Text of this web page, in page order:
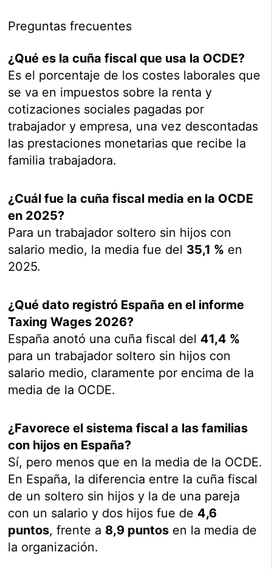
Preguntas frecuentes
¿Qué es la cuña fiscal que usa la OCDE?
Es el porcentaje de los costes laborales que
se va en impuestos sobre la renta y
cotizaciones sociales pagadas por
trabajador y empresa, una vez descontadas
las prestaciones monetarias que recibe la
familia trabajadora.
¿Cuál fue la cuña fiscal media en la OCDE
en 2025?
Para un trabajador soltero sin hijos con
salario medio, la media fue del 35,1 % en
2025.
¿Qué dato registró España en el informe
Taxing Wages 2026?
España anotó una cuña fiscal del 41,4 %
para un trabajador soltero sin hijos con
salario medio, claramente por encima de la
media de la OCDE.
¿Favorece el sistema fiscal a las familias
con hijos en España?
Sí, pero menos que en la media de la OCDE.
En España, la diferencia entre la cuña fiscal
de un soltero sin hijos y la de una pareja
con un salario y dos hijos fue de 4,6
puntos, frente a 8,9 puntos en la media de
la organización.